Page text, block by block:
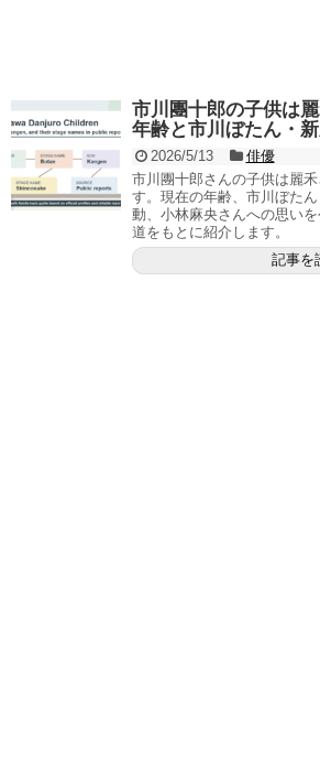
市川團十郎の子供は
年齢と市川ぼたん・
2026/5/13
俳優
市川團十郎さんの子供は麗
す。現在の年齢、市川ぼた
動、小林麻央さんへの思い
道をもとに紹介します。
記事を